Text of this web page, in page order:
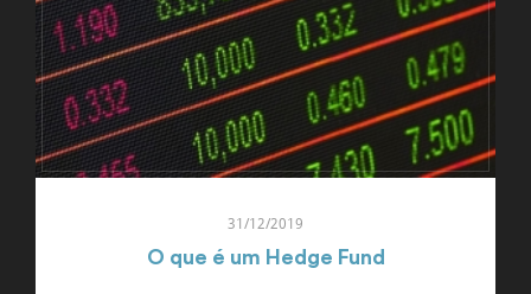
31/12/2019
O que é um Hedge Fund